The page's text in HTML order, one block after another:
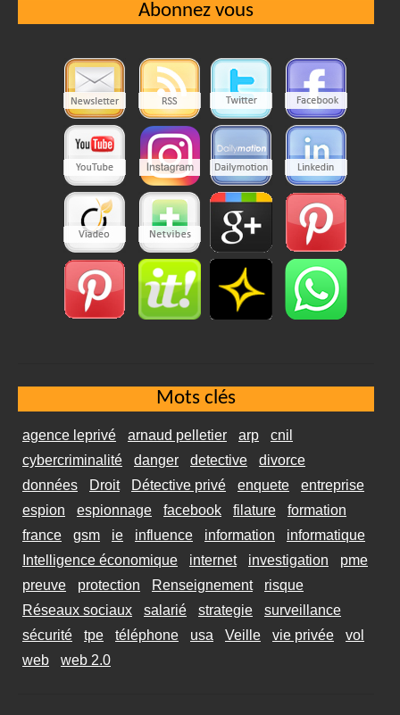
Abonnez vous
Mots clés
agence leprivé arnaud pelletier arp
cnil
cybercriminalité
danger detective
divorce
données
Droit Détective privé enquete
entreprise
espion
espionnage facebook filature
formation
france
gsm ie influence information
informatique
Intelligence économique
internet investigation
pme
preuve
protection Renseignement
risque
Réseaux sociaux
salarié strategie
surveillance
sécurité
tpe téléphone usa Veille vie privée
vol
web
web 2.0